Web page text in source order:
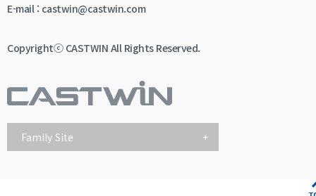
E-mail : castwin@castwin.com
Copyrightⓒ CASTWIN All Rights Reserved.
Family Site +